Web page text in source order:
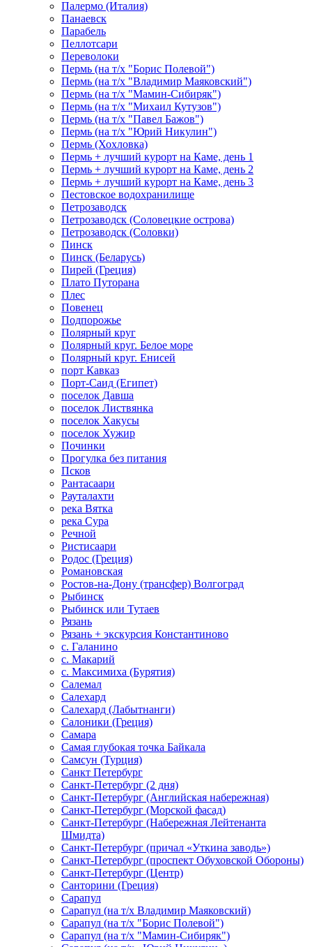
Палермо (Италия)
Панаевск
Парабель
Пеллотсари
Переволоки
Пермь (на т/х "Борис Полевой")
Пермь (на т/х "Владимир Маяковский")
Пермь (на т/х "Мамин-Сибиряк")
Пермь (на т/х "Михаил Кутузов")
Пермь (на т/х "Павел Бажов")
Пермь (на т/х "Юрий Никулин")
Пермь (Хохловка)
Пермь + лучший курорт на Каме, день 1
Пермь + лучший курорт на Каме, день 2
Пермь + лучший курорт на Каме, день 3
Пестовское водохранилище
Петрозаводск
Петрозаводск (Соловецкие острова)
Петрозаводск (Соловки)
Пинск
Пинск (Беларусь)
Пирей (Греция)
Плато Путорана
Плес
Повенец
Подпорожье
Полярный круг
Полярный круг. Белое море
Полярный круг. Енисей
порт Кавказ
Порт-Саид (Египет)
поселок Давша
поселок Листвянка
поселок Хакусы
поселок Хужир
Починки
Прогулка без питания
Псков
Рантасаари
Рауталахти
река Вятка
река Сура
Речной
Ристисаари
Родос (Греция)
Романовская
Ростов-на-Дону (трансфер) Волгоград
Рыбинск
Рыбинск или Тутаев
Рязань
Рязань + экскурсия Константиново
с. Галанино
с. Макарий
с. Максимиха (Бурятия)
Салемал
Салехард
Салехард (Лабытнанги)
Салоники (Греция)
Самара
Самая глубокая точка Байкала
Самсун (Турция)
Санкт Петербург
Санкт-Петербург (2 дня)
Санкт-Петербург (Английская набережная)
Санкт-Петербург (Морской фасад)
Санкт-Петербург (Набережная Лейтенанта
Шмидта)
Санкт-Петербург (причал «Уткина заводь»)
Санкт-Петербург (проспект Обуховской Обороны)
Санкт-Петербург (Центр)
Санторини (Греция)
Сарапул
Сарапул (на т/х Владимир Маяковский)
Сарапул (на т/х "Борис Полевой")
Сарапул (на т/х "Мамин-Сибиряк")